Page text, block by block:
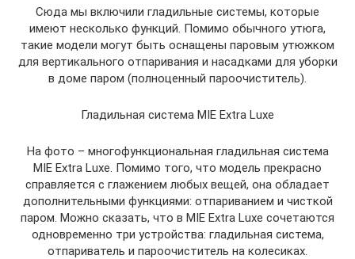
Сюда мы включили гладильные системы, которые
имеют несколько функций. Помимо обычного утюга,
такие модели могут быть оснащены паровым утюжком
для вертикального отпаривания и насадками для уборки
в доме паром (полноценный пароочиститель).
Гладильная система MIE Extra Luxe
На фото – многофункциональная гладильная система
MIE Extra Luxe. Помимо того, что модель прекрасно
справляется с глажением любых вещей, она обладает
дополнительными функциями: отпариванием и чисткой
паром. Можно сказать, что в MIE Extra Luxe сочетаются
одновременно три устройства: гладильная система,
отпариватель и пароочиститель на колесиках.